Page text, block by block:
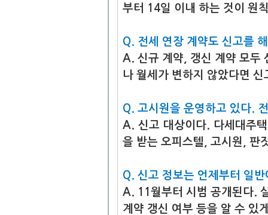
부터 14일 이내 하는 것이 원
Q. 전세 연장 계약도 신고를
A. 신규 계약, 갱신 계약 모두
나 월세가 변하지 않았다면
Q. 고시원을 운영하고 있다.
A. 신고 대상이다. 다세대주
을 받는 오피스텔, 고시원, 판
Q. 신고 정보는 언제부터 일
A. 11월부터 시범 공개된다.
계약 갱신 여부 등을 알 수 있